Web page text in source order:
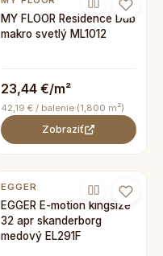
MY FLOOR Residence Dub
makro svetlý ML1012
23,44 €/m²
42,19 € / balenie (1,800 m²)
Zobraziť
EGGER
EGGER E-motion kingsize
32 apr skanderborg
medový EL291F